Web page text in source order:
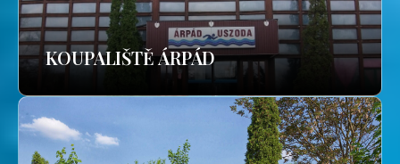
KOUPALIŠTĚ ÁRPÁD